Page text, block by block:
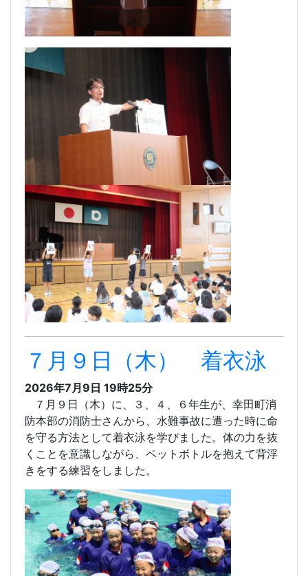
７月９日（木） 着衣泳
2026年7月9日 19時25分
７月９日（木）に、３、４、６年生が、幸田町消
防本部の消防士さんから、水難事故に遭った時に命
を守る方法として着衣泳を学びました。体の力を抜
くことを意識しながら、ペットボトルを抱えて背浮
きをする練習をしました。